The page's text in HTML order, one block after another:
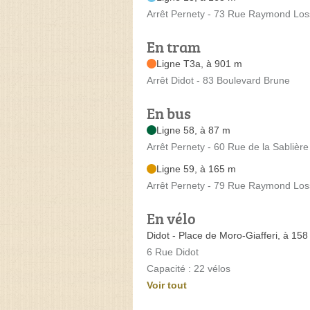
Arrêt Pernety - 73 Rue Raymond
En tram
Ligne T3a, à 901 m
Arrêt Didot - 83 Boulevard Brune
En bus
Ligne 58, à 87 m
Arrêt Pernety - 60 Rue de la Sablière
Ligne 59, à 165 m
Arrêt Pernety - 79 Rue Raymond
En vélo
Didot - Place de Moro-Giafferi, à 158
6 Rue Didot
Capacité : 22 vélos
Voir tout